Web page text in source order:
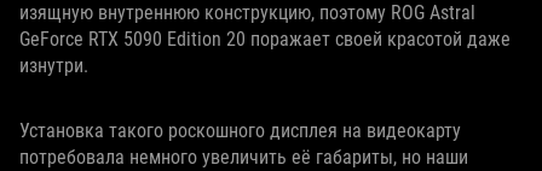
изящную внутреннюю конструкцию, поэтому ROG Astral
GeForce RTX 5090 Edition 20 поражает своей красотой даже
изнутри.
Установка такого роскошного дисплея на видеокарту
потребовала немного увеличить её габариты, но наши